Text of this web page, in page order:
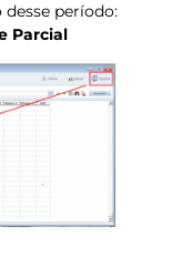
período:
Parcial